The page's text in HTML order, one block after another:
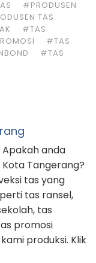
#PRODUSEN
TAS
#TAS
#TAS
#TAS
Apakah anda
Tangerang?
tas yang
tas ransel,
tas
promosi
produksi. Klik